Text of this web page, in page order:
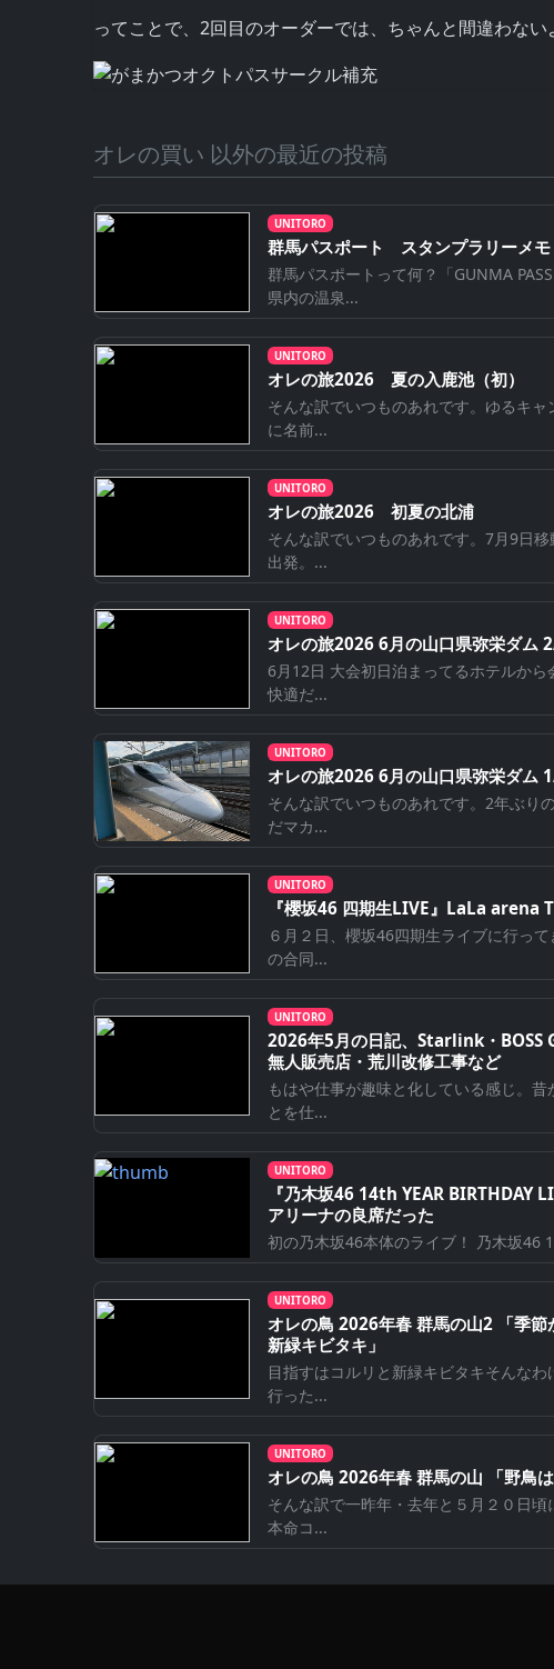
ってことで、2回目のオーダーでは、ちゃんと間違わない
オレの買い 以外の最近の投稿
UNITORO
群馬パスポート スタンプラリーメモ
群馬パスポートって何？「GUNMA
県内の温泉...
UNITORO
オレの旅2026 夏の入鹿池（初）
そんな訳でいつものあれです。ゆるキ
に名前...
UNITORO
オレの旅2026 初夏の北浦
そんな訳でいつものあれです。7月9日
出発。...
UNITORO
オレの旅2026 6月の山口県弥栄ダム
6月12日 大会初日泊まってるホテルか
快適だ...
UNITORO
オレの旅2026 6月の山口県弥栄ダム
そんな訳でいつものあれです。2年ぶり
だマカ...
UNITORO
『櫻坂46 四期生LIVE』LaLa arena
６月２日、櫻坂46四期生ライブに行っ
の合同...
UNITORO
2026年5月の日記、Starlink・BOSS
無人販売店・荒川改修工事など
もはや仕事が趣味と化している感じ。
とを仕...
UNITORO
『乃⽊坂46 14th YEAR BIRTHDAY
アリーナの良席だった
初の乃木坂46本体のライブ！ 乃木坂46
UNITORO
オレの鳥 2026年春 群馬の山2 「季
新緑キビタキ」
目指すはコルリと新緑キビタキそんな
行った...
UNITORO
オレの鳥 2026年春 群馬の山 「野鳥
そんな訳で一昨年・去年と５月２０日
本命コ...